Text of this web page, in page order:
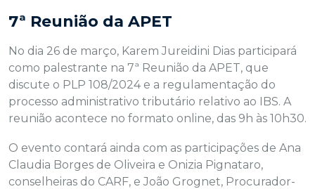
7ª Reunião da APET
No dia 26 de março, Karem Jureidini Dias participará
como palestrante na 7ª Reunião da APET, que
discute o PLP 108/2024 e a regulamentação do
processo administrativo tributário relativo ao IBS. A
reunião acontece no formato online, das 9h às 10h30.
O evento contará ainda com as participações de Ana
Claudia Borges de Oliveira e Onizia Pignataro,
conselheiras do CARF, e João Grognet, Procurador-